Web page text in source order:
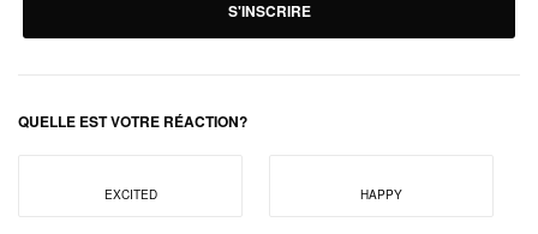
S'INSCRIRE
QUELLE EST VOTRE RÉACTION?
EXCITED HAPPY